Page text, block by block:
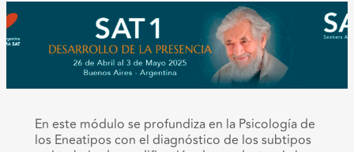
En este módulo se profundiza en la Psicología de
los Eneatipos con el diagnóstico de los subtipos